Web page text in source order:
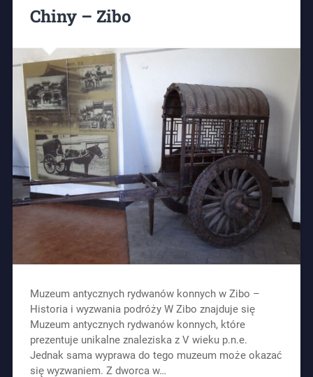
Chiny – Zibo
Muzeum antycznych rydwanów konnych w Zibo –
Historia i wyzwania podróży W Zibo znajduje się
Muzeum antycznych rydwanów konnych, które
prezentuje unikalne znaleziska z V wieku p.n.e.
Jednak sama wyprawa do tego muzeum może okazać
się wyzwaniem. Z dworca w…